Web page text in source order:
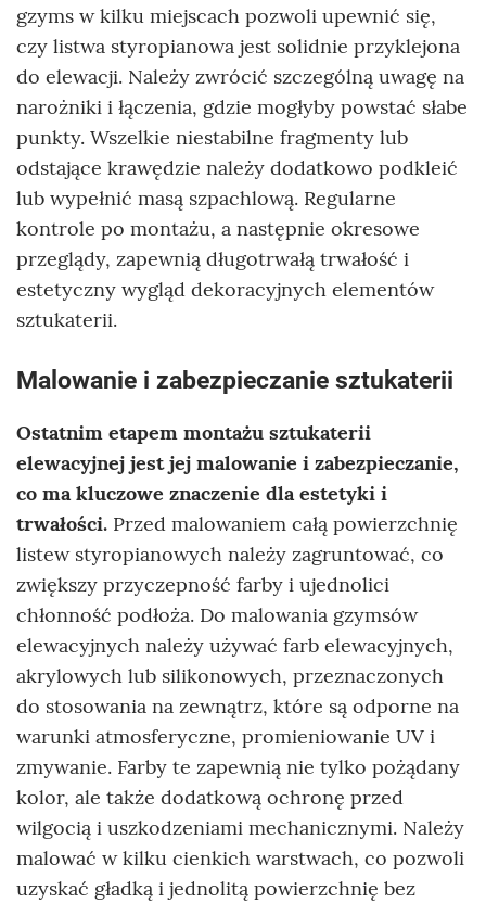
gzyms w kilku miejscach pozwoli upewnić się,
czy listwa styropianowa jest solidnie przyklejona
do elewacji. Należy zwrócić szczególną uwagę na
narożniki i łączenia, gdzie mogłyby powstać słabe
punkty. Wszelkie niestabilne fragmenty lub
odstające krawędzie należy dodatkowo podkleić
lub wypełnić masą szpachlową. Regularne
kontrole po montażu, a następnie okresowe
przeglądy, zapewnią długotrwałą trwałość i
estetyczny wygląd dekoracyjnych elementów
sztukaterii.
Malowanie i zabezpieczanie sztukaterii
Ostatnim etapem montażu sztukaterii
elewacyjnej jest jej malowanie i zabezpieczanie,
co ma kluczowe znaczenie dla estetyki i
trwałości. Przed malowaniem całą powierzchnię
listew styropianowych należy zagruntować, co
zwiększy przyczepność farby i ujednolici
chłonność podłoża. Do malowania gzymsów
elewacyjnych należy używać farb elewacyjnych,
akrylowych lub silikonowych, przeznaczonych
do stosowania na zewnątrz, które są odporne na
warunki atmosferyczne, promieniowanie UV i
zmywanie. Farby te zapewnią nie tylko pożądany
kolor, ale także dodatkową ochronę przed
wilgocią i uszkodzeniami mechanicznymi. Należy
malować w kilku cienkich warstwach, co pozwoli
uzyskać gładką i jednolitą powierzchnię bez